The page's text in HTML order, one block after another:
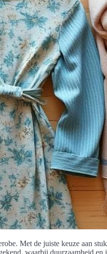
Met de juiste keuze aan